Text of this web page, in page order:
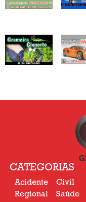
CATEGORIAS
Acidente
Regional
Civil
Saúde